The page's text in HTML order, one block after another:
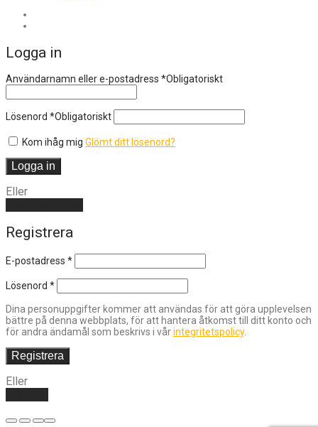
Logga in
Användarnamn eller e-postadress *Obligatoriskt
Lösenord *Obligatoriskt
Kom ihåg mig Glömt ditt lösenord?
Logga in
Eller
Registrera
E-postadress *
Lösenord *
Dina personuppgifter kommer att användas för att göra upplevelsen
bättre på denna webbplats, för att hantera åtkomst till ditt konto och
för andra ändamål som beskrivs i vårintegritetspolicy.
Registrera
Eller